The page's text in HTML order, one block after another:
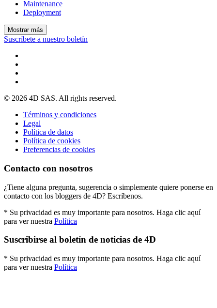
Maintenance
Deployment
Mostrar más
Suscríbete a nuestro boletín
© 2026 4D SAS. All rights reserved.
Términos y condiciones
Legal
Política de datos
Política de cookies
Preferencias de cookies
Contacto con nosotros
¿Tiene alguna pregunta, sugerencia o simplemente quiere ponerse en
contacto con los bloggers de 4D? Escríbenos.
* Su privacidad es muy importante para nosotros. Haga clic aquí
para ver nuestra Política
Suscribirse al boletín de noticias de 4D
* Su privacidad es muy importante para nosotros. Haga clic aquí
para ver nuestra Política